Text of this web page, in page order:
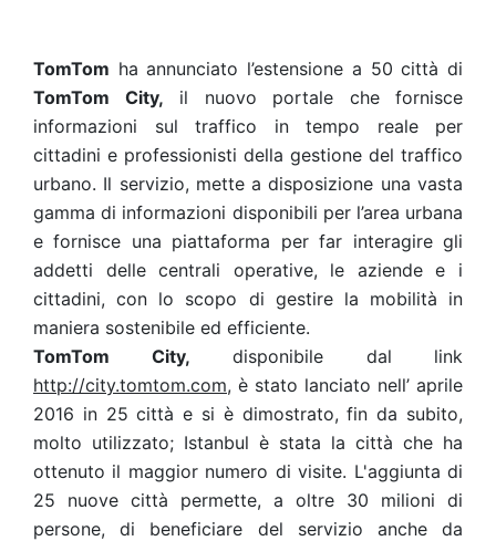
TomTom ha annunciato l’estensione a 50 città di
TomTom City, il nuovo portale che fornisce
informazioni sul traffico in tempo reale per
cittadini e professionisti della gestione del traffico
urbano. Il servizio, mette a disposizione una vasta
gamma di informazioni disponibili per l’area urbana
e fornisce una piattaforma per far interagire gli
addetti delle centrali operative, le aziende e i
cittadini, con lo scopo di gestire la mobilità in
maniera sostenibile ed efficiente.
TomTom City, disponibile dal link
http://city.tomtom.com, è stato lanciato nell’ aprile
2016 in 25 città e si è dimostrato, fin da subito,
molto utilizzato; Istanbul è stata la città che ha
ottenuto il maggior numero di visite. L'aggiunta di
25 nuove città permette, a oltre 30 milioni di
persone, di beneficiare del servizio anche da